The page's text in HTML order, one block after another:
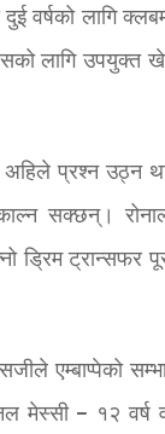
लागि
लागि उपयुक्त
अहिले प्रश्न
सक्छन्।
ड्रिम ट्रान्सफर
एम्बाप्पेको
– १२ वर्ष